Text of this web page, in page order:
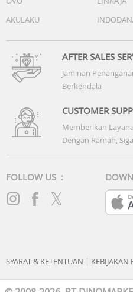
AKULAKU
AFTER SALES
Jaminan
Berkendala
CUSTOMER
Memberikan
Dengan Ramah,
FOLLOW US :
SYARAT & KETENTUAN | KEBIJAKAN